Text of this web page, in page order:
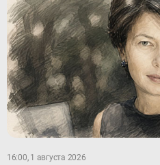
16:00, 1 августа 2026